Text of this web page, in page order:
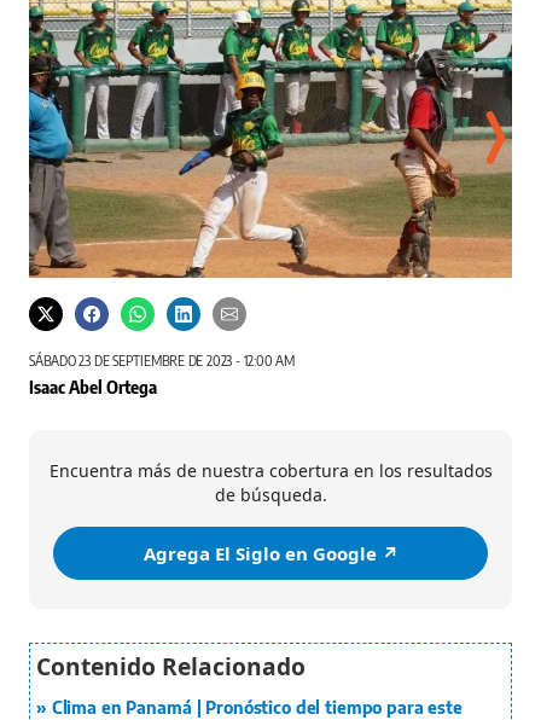
Oeste tuvo que venir de atrás.
SÁBADO 23 DE SEPTIEMBRE DE 2023 - 12:00 AM
Isaac Abel Ortega
Encuentra más de nuestra cobertura en los resultados
de búsqueda.
Agrega El Siglo en Google ↗️
Clima en Panamá | Pronóstico del tiempo para este